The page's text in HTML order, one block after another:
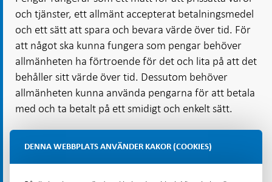
och tjänster, ett allmänt accepterat betalningsmedel
och ett sätt att spara och bevara värde över tid. För
att något ska kunna fungera som pengar behöver
allmänheten ha förtroende för det och lita på att det
behåller sitt värde över tid. Dessutom behöver
allmänheten kunna använda pengarna för att betala
med och ta betalt på ett smidigt och enkelt sätt.
utgivna pengar, i form av kontanter och pengar på
konton hos centralbanken, samt
DENNA WEBBPLATS ANVÄNDER KAKOR (COOKIES)